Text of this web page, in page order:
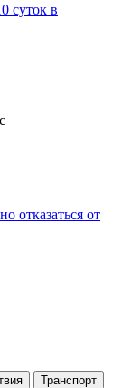
суток в
отказаться от
Транспорт